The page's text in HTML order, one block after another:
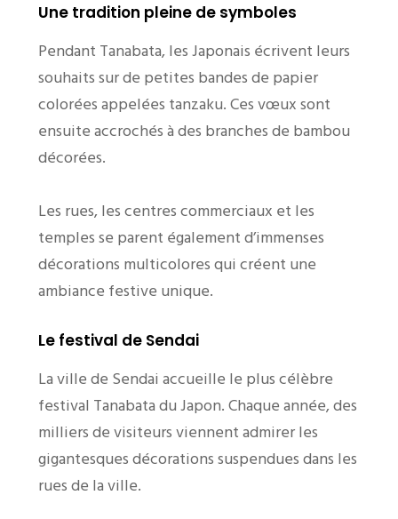
Une tradition pleine de symboles
Pendant Tanabata, les Japonais écrivent leurs
souhaits sur de petites bandes de papier
colorées appelées tanzaku. Ces vœux sont
ensuite accrochés à des branches de bambou
décorées.
Les rues, les centres commerciaux et les
temples se parent également d’immenses
décorations multicolores qui créent une
ambiance festive unique.
Le festival de Sendai
La ville de Sendai accueille le plus célèbre
festival Tanabata du Japon. Chaque année, des
milliers de visiteurs viennent admirer les
gigantesques décorations suspendues dans les
rues de la ville.